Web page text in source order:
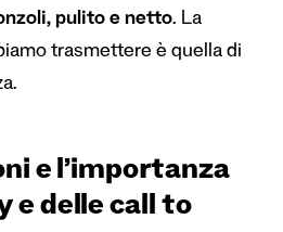
pulito e netto. La
trasmettere è quella di
e l’importanza
e delle call to